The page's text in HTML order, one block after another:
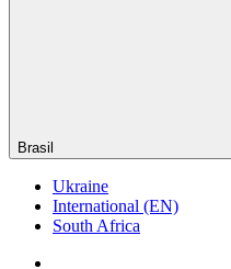
Brasil
Ukraine
International (EN)
South Africa